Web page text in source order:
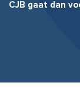
CJB gaat dan